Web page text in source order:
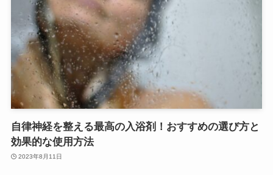
自律神経を整える最高の入浴剤！おすすめの選び方と
効果的な使用方法
2023年8月11日